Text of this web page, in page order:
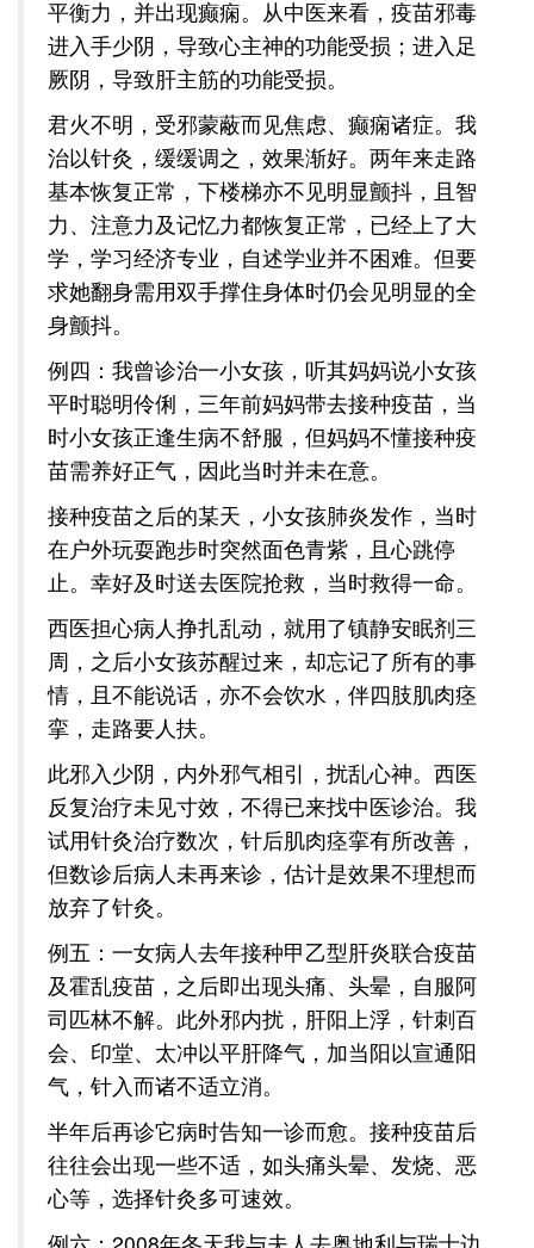
平衡力，并出现癫痫。从中医来看，疫苗邪毒
进入手少阴，导致心主神的功能受损；进入足
厥阴，导致肝主筋的功能受损。
君火不明，受邪蒙蔽而见焦虑、癫痫诸症。我
治以针灸，缓缓调之，效果渐好。两年来走路
基本恢复正常，下楼梯亦不见明显颤抖，且智
力、注意力及记忆力都恢复正常，已经上了大
学，学习经济专业，自述学业并不困难。但要
求她翻身需用双手撑住身体时仍会见明显的全
身颤抖。
例四：我曾诊治一小女孩，听其妈妈说小女孩
平时聪明伶俐，三年前妈妈带去接种疫苗，当
时小女孩正逢生病不舒服，但妈妈不懂接种疫
苗需养好正气，因此当时并未在意。
接种疫苗之后的某天，小女孩肺炎发作，当时
在户外玩耍跑步时突然面色青紫，且心跳停
止。幸好及时送去医院抢救，当时救得一命。
西医担心病人挣扎乱动，就用了镇静安眠剂三
周，之后小女孩苏醒过来，却忘记了所有的事
情，且不能说话，亦不会饮水，伴四肢肌肉痉
挛，走路要人扶。
此邪入少阴，内外邪气相引，扰乱心神。西医
反复治疗未见寸效，不得已来找中医诊治。我
试用针灸治疗数次，针后肌肉痉挛有所改善，
但数诊后病人未再来诊，估计是效果不理想而
放弃了针灸。
例五：一女病人去年接种甲乙型肝炎联合疫苗
及霍乱疫苗，之后即出现头痛、头晕，自服阿
司匹林不解。此外邪内扰，肝阳上浮，针刺百
会、印堂、太冲以平肝降气，加当阳以宣通阳
气，针入而诸不适立消。
半年后再诊它病时告知一诊而愈。接种疫苗后
往往会出现一些不适，如头痛头晕、发烧、恶
心等，选择针灸多可速效。